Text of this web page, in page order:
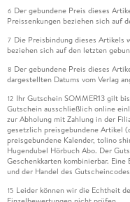
6 Der gebundene Preis dieses
Preissenkungen beziehen sich auf
7 Die Preisbindung dieses Artikels
beziehen sich auf den letzten
8 Der gebundene Preis dieses
dargestellten Datums vom Verlag
12 Ihr Gutschein SOMMER13 gilt
Gutschein ausschließlich online
zur Abholung mit Zahlung in der
gesetzlich preisgebundene Artikel
preisgebundene Kalender, tolino
Hugendubel Hörbuch Abo. Der
Geschenkkarten kombinierbar.
und der Handel des
15 Leider können wir die Echtheit